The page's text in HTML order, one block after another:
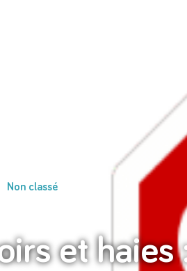
Non classé
et haies